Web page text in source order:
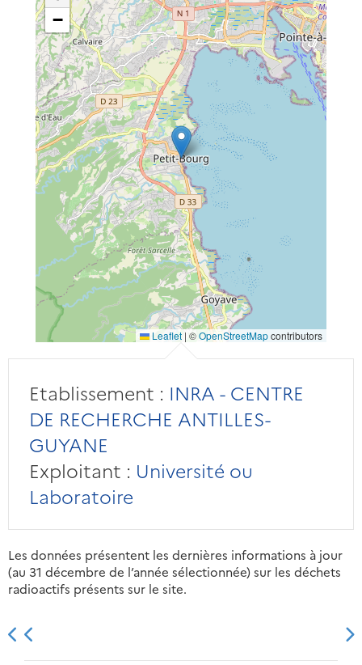
−
Leaflet | ©OpenStreetMapcontributors
Etablissement : INRA - CENTRE
DE RECHERCHE ANTILLES-
GUYANE
Exploitant : Université ou
Laboratoire
Les données présentent les dernières informations à jour
(au 31 décembre de l’année sélectionnée) sur les déchets
radioactifs présents sur le site.